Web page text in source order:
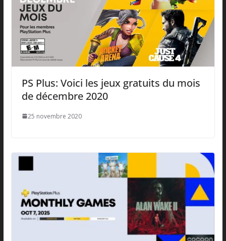
PS Plus: Voici les jeux gratuits du mois
de décembre 2020
25 novembre 2020